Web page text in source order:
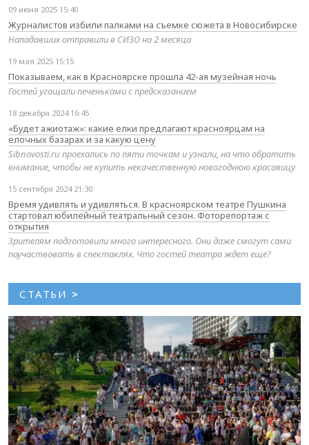
09 июня 2025 15:40
Журналистов избили палками на съемке сюжета в Новосибирске
Нападавших отправили в СИЗО на 2 месяца
19 мая 2025 15:15
Показываем, как в Красноярске прошла 42-ая музейная ночь
Гостей угощали печеньками с предсказанием
18 декабря 2024 16:45
«Будет ажиотаж»: какие елки предлагают красноярцам на
елочных базарах и за какую цену
Sibnovosti.ru проехались по пяти точкам и узнали, на что обратить
внимание, чтобы не купить некачественную новогоднюю красавицу
15 сентября 2024 21:30
Время удивлять и удивляться. В красноярском театре Пушкина
стартовал юбилейный театральный сезон. Фоторепортаж с
открытия
Зрителям подготовили много интересного. Они даже смогут сами
поучаствовать в спектаклях. Что гостей театра ждет еще?
СТАТЬИ >